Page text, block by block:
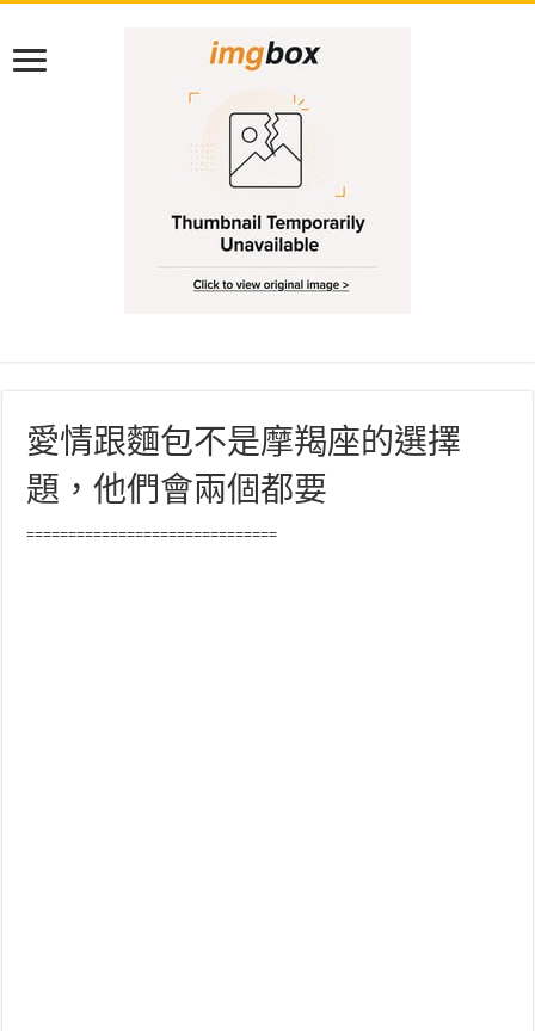
愛情跟麵包不是摩羯座的選擇
題，他們會兩個都要
==============================